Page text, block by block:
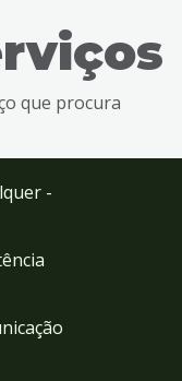
que procura
-